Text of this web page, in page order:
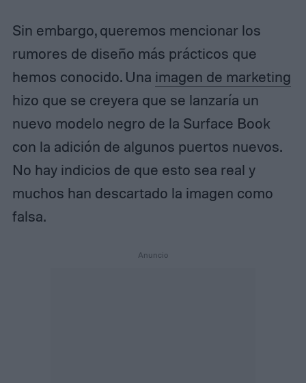
Sin embargo, queremos mencionar los
rumores de diseño más prácticos que
hemos conocido. Una imagen de marketing
hizo que se creyera que se lanzaría un
nuevo modelo negro de la Surface Book
con la adición de algunos puertos nuevos.
No hay indicios de que esto sea real y
muchos han descartado la imagen como
falsa.